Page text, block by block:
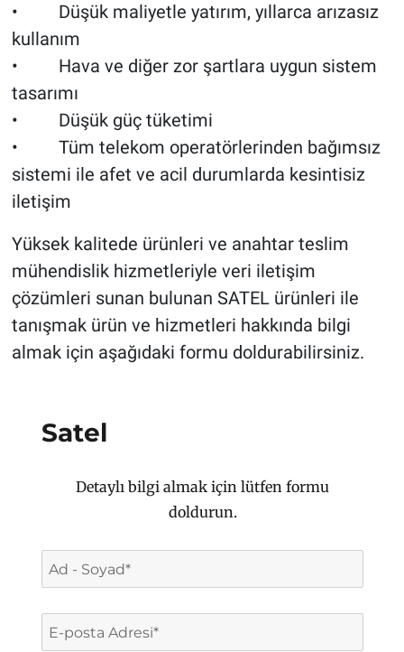
• Düşük maliyetle yatırım, yıllarca arızasız
kullanım
• Hava ve diğer zor şartlara uygun sistem
tasarımı
• Düşük güç tüketimi
• Tüm telekom operatörlerinden bağımsız
sistemi ile afet ve acil durumlarda kesintisiz
iletişim
Yüksek kalitede ürünleri ve anahtar teslim
mühendislik hizmetleriyle veri iletişim
çözümleri sunan bulunan SATEL ürünleri ile
tanışmak ürün ve hizmetleri hakkında bilgi
almak için aşağıdaki formu doldurabilirsiniz.